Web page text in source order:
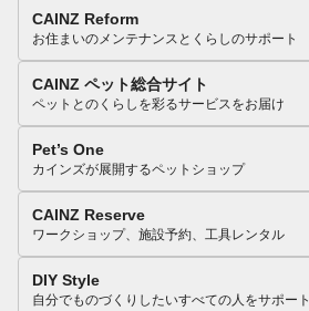
CAINZ Reform
お住まいのメンテナンスとくらしのサポート
CAINZ ペット総合サイト
ペットとのくらしを彩るサービスをお届け
Pet’s One
カインズが展開するペットショップ
CAINZ Reserve
ワークショップ、施設予約、工具レンタル
DIY Style
自分でものづくりしたいすべての人をサポート